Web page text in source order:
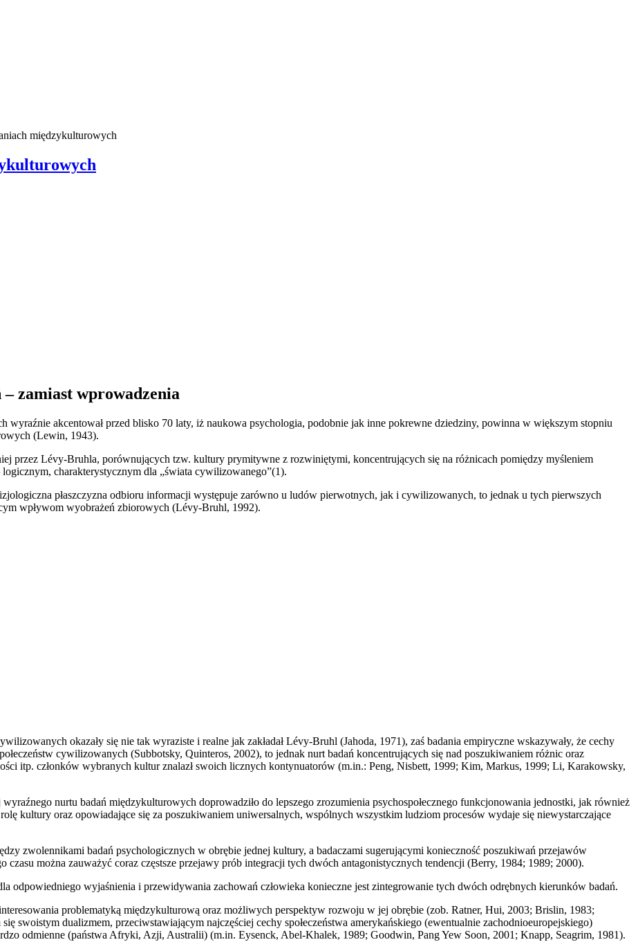
międzykulturowych
zamiast wprowadzenia
wyraźnie akcentował przed blisko 70 laty, iż naukowa psychologia, podobnie jak inne pokrewne dziedziny, powinna w większym stopniu
(Lewin, 1943).
przez Lévy-Bruhla, porównujących tzw. kultury prymitywne z rozwiniętymi, koncentrujących się na różnicach pomiędzy myśleniem
charakterystycznym dla „świata cywilizowanego”(1).
płaszczyzna odbioru informacji występuje zarówno u ludów pierwotnych, jak i cywilizowanych, to jednak u tych pierwszych
wpływom wyobrażeń zbiorowych (Lévy-Bruhl, 1992).
okazały się nie tak wyraziste i realne jak zakładał Lévy-Bruhl (Jahoda, 1971), zaś badania empiryczne wskazywały, że cechy
cywilizowanych (Subbotsky, Quinteros, 2002), to jednak nurt badań koncentrujących się nad poszukiwaniem różnic oraz
itp. członków wybranych kultur znalazł swoich licznych kontynuatorów (m.in.: Peng, Nisbett, 1999; Kim, Markus, 1999; Li, Karakowsky,
nurtu badań międzykulturowych doprowadziło do lepszego zrozumienia psychospołecznego funkcjonowania jednostki, jak również
kultury oraz opowiadające się za poszukiwaniem uniwersalnych, wspólnych wszystkim ludziom procesów wydaje się niewystarczające
zwolennikami badań psychologicznych w obrębie jednej kultury, a badaczami sugerującymi konieczność poszukiwań przejawów
można zauważyć coraz częstsze przejawy prób integracji tych dwóch antagonistycznych tendencji (Berry, 1984; 1989; 2000).
odpowiedniego wyjaśnienia i przewidywania zachowań człowieka konieczne jest zintegrowanie tych dwóch odrębnych kierunków badań.
problematyką międzykulturową oraz możliwych perspektyw rozwoju w jej obrębie (zob. Ratner, Hui, 2003; Brislin, 1983;
swoistym dualizmem, przeciwstawiającym najczęściej cechy społeczeństwa amerykańskiego (ewentualnie zachodnioeuropejskiego)
odmienne (państwa Afryki, Azji, Australii) (m.in. Eysenck, Abel-Khalek, 1989; Goodwin, Pang Yew Soon, 2001; Knapp, Seagrim, 1981).